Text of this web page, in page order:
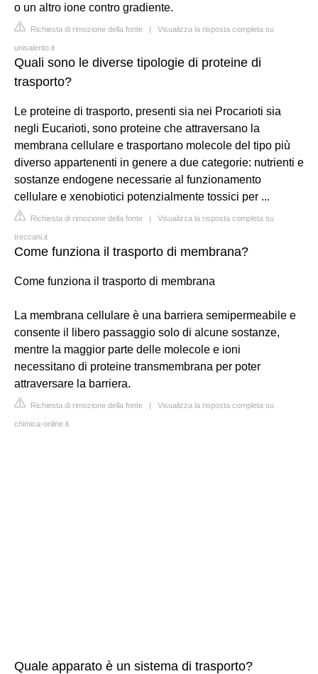
o un altro ione contro gradiente.
Richiesta di rimozione della fonte | Visualizza la risposta completa su
unisalento.it
Quali sono le diverse tipologie di proteine di
trasporto?
Le proteine di trasporto, presenti sia nei Procarioti sia
negli Eucarioti, sono proteine che attraversano la
membrana cellulare e trasportano molecole del tipo più
diverso appartenenti in genere a due categorie: nutrienti e
sostanze endogene necessarie al funzionamento
cellulare e xenobiotici potenzialmente tossici per ...
Richiesta di rimozione della fonte | Visualizza la risposta completa su
treccani.it
Come funziona il trasporto di membrana?
Come funziona il trasporto di membrana
La membrana cellulare è una barriera semipermeabile e
consente il libero passaggio solo di alcune sostanze,
mentre la maggior parte delle molecole e ioni
necessitano di proteine transmembrana per poter
attraversare la barriera.
Richiesta di rimozione della fonte | Visualizza la risposta completa su
chimica-online.it
Quale apparato è un sistema di trasporto?